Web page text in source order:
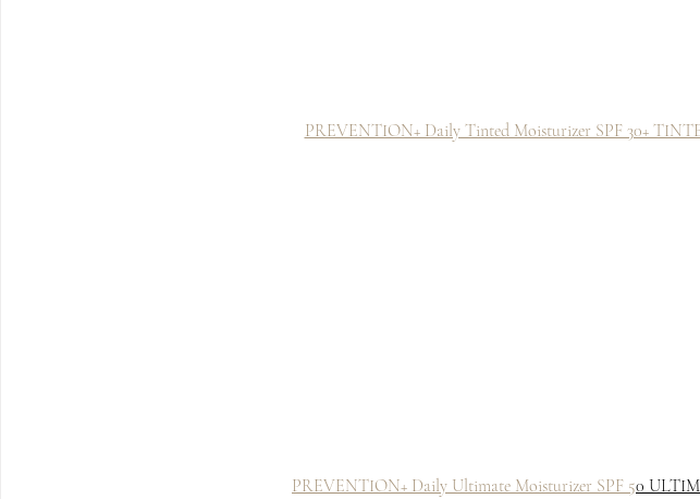
PREVENTION+ Daily Tinted Moisturizer SPF 30+
PREVENTION+ Daily Ultimate Moisturizer SPF 50